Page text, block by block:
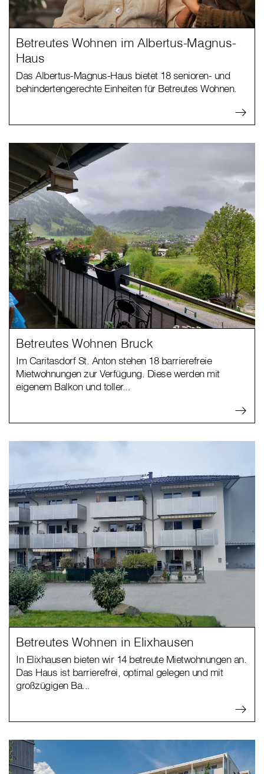
Betreutes Wohnen im Albertus-Magnus-
Haus
Das Albertus-Magnus-Haus bietet 18 senioren- und
behindertengerechte Einheiten für Betreutes Wohnen.
Betreutes Wohnen Bruck
Im Caritasdorf St. Anton stehen 18 barrierefreie
Mietwohnungen zur Verfügung. Diese werden mit
eigenem Balkon und toller...
Betreutes Wohnen in Elixhausen
In Elixhausen bieten wir 14 betreute Mietwohnungen an.
Das Haus ist barrierefrei, optimal gelegen und mit
großzügigen Ba...